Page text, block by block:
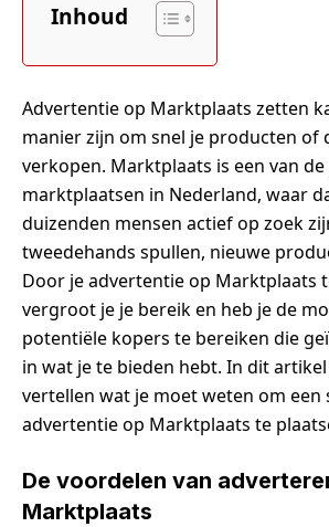
Inhoud
Advertentie op Marktplaats zetten
manier zijn om snel je producten of
verkopen. Marktplaats is een van
marktplaatsen in Nederland, waar
duizenden mensen actief op zoek
tweedehands spullen, nieuwe
Door je advertentie op Marktplaats
vergroot je je bereik en heb je de
potentiële kopers te bereiken die
in wat je te bieden hebt. In dit
vertellen wat je moet weten om een
advertentie op Marktplaats te
De voordelen van
Marktplaats